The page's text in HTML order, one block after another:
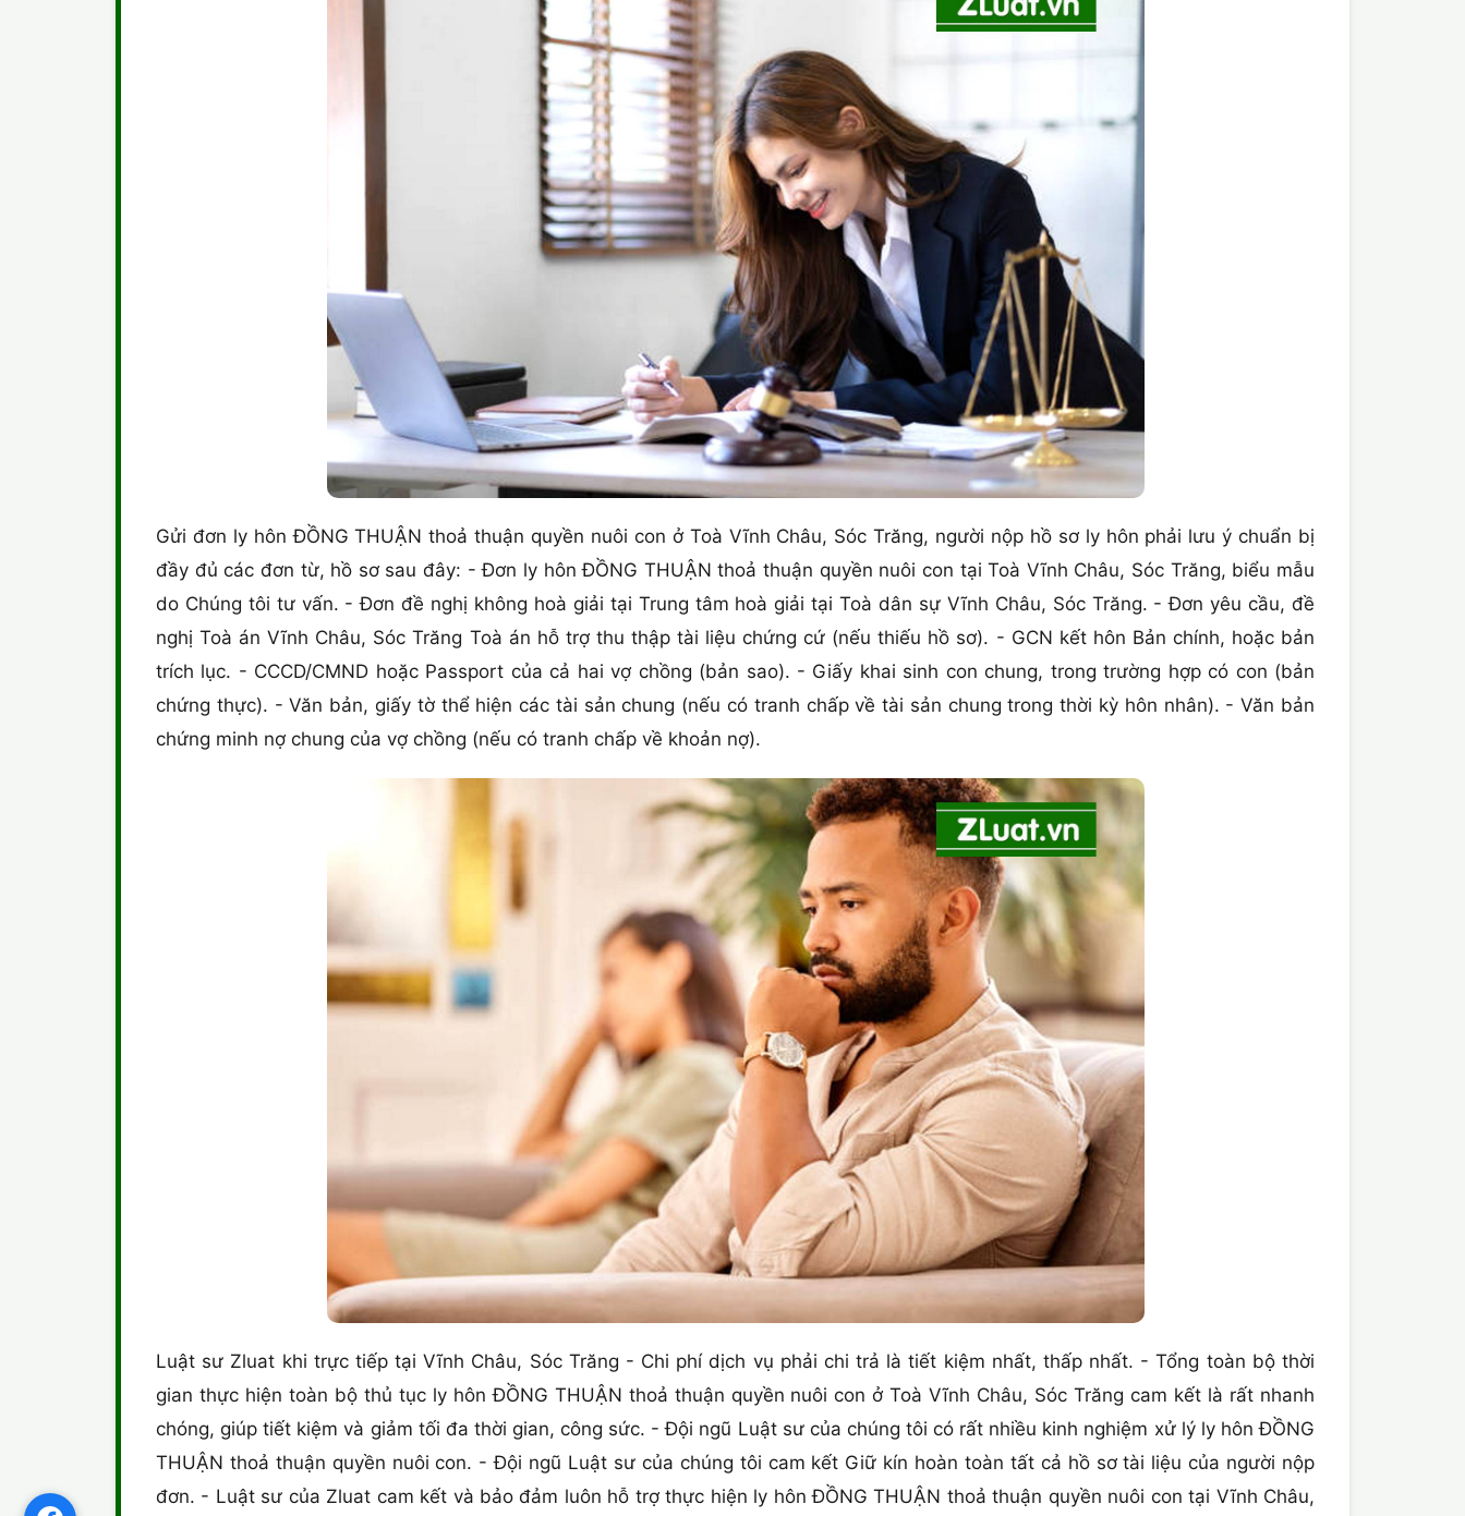
Gửi đơn ly hôn ĐỒNG THUẬN thoả thuận quyền nuôi con ở Toà Vĩnh Châu, Sóc Trăng, người nộp hồ sơ ly hôn phải lưu ý chuẩn bị
đầy đủ các đơn từ, hồ sơ sau đây: - Đơn ly hôn ĐỒNG THUẬN thoả thuận quyền nuôi con tại Toà Vĩnh Châu, Sóc Trăng, biểu mẫu
do Chúng tôi tư vấn. - Đơn đề nghị không hoà giải tại Trung tâm hoà giải tại Toà dân sự Vĩnh Châu, Sóc Trăng. - Đơn yêu cầu, đề
nghị Toà án Vĩnh Châu, Sóc Trăng Toà án hỗ trợ thu thập tài liệu chứng cứ (nếu thiếu hồ sơ). - GCN kết hôn Bản chính, hoặc bản
trích lục. - CCCD/CMND hoặc Passport của cả hai vợ chồng (bản sao). - Giấy khai sinh con chung, trong trường hợp có con (bản
chứng thực). - Văn bản, giấy tờ thể hiện các tài sản chung (nếu có tranh chấp về tài sản chung trong thời kỳ hôn nhân). - Văn bản
chứng minh nợ chung của vợ chồng (nếu có tranh chấp về khoản nợ).
Luật sư Zluat khi trực tiếp tại Vĩnh Châu, Sóc Trăng - Chi phí dịch vụ phải chi trả là tiết kiệm nhất, thấp nhất. - Tổng toàn bộ thời
gian thực hiện toàn bộ thủ tục ly hôn ĐỒNG THUẬN thoả thuận quyền nuôi con ở Toà Vĩnh Châu, Sóc Trăng cam kết là rất nhanh
chóng, giúp tiết kiệm và giảm tối đa thời gian, công sức. - Đội ngũ Luật sư của chúng tôi có rất nhiều kinh nghiệm xử lý ly hôn ĐỒNG
THUẬN thoả thuận quyền nuôi con. - Đội ngũ Luật sư của chúng tôi cam kết Giữ kín hoàn toàn tất cả hồ sơ tài liệu của người nộp
đơn. - Luật sư của Zluat cam kết và bảo đảm luôn hỗ trợ thực hiện ly hôn ĐỒNG THUẬN thoả thuận quyền nuôi con tại Vĩnh Châu,